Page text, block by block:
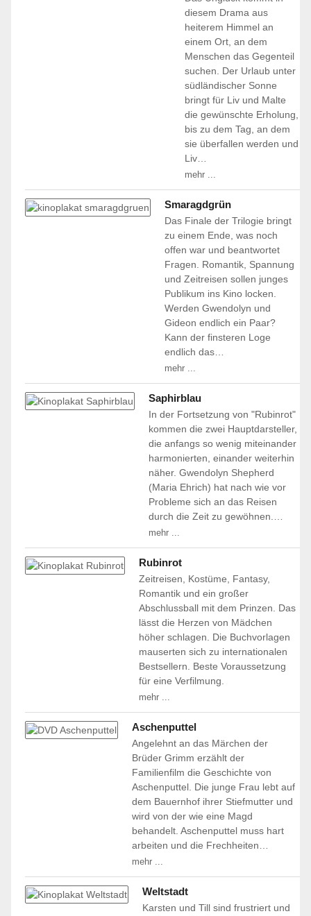
diesem Drama aus
heiterem Himmel an
einem Ort, an dem
Menschen das Gegenteil
suchen. Der Urlaub unter
südländischer Sonne
bringt für Liv und Malte
die gewünschte Erholung,
bis zu dem Tag, an dem
sie überfallen werden und
Liv…
mehr ...
Smaragdgrün
Das Finale der Trilogie bringt
zu einem Ende, was noch
offen war und beantwortet
Fragen. Romantik, Spannung
und Zeitreisen sollen junges
Publikum ins Kino locken.
Werden Gwendolyn und
Gideon endlich ein Paar?
Kann der finsteren Loge
endlich das…
mehr ...
Saphirblau
In der Fortsetzung von "Rubinrot"
kommen die zwei Hauptdarsteller,
die anfangs so wenig miteinander
harmonierten, einander weiterhin
näher. Gwendolyn Shepherd
(Maria Ehrich) hat nach wie vor
Probleme sich an das Reisen
durch die Zeit zu gewöhnen.…
mehr ...
Rubinrot
Zeitreisen, Kostüme, Fantasy,
Romantik und ein großer
Abschlussball mit dem Prinzen. Das
lässt die Herzen von Mädchen
höher schlagen. Die Buchvorlagen
mauserten sich zu internationalen
Bestsellern. Beste Voraussetzung
für eine Verfilmung.
mehr ...
Aschenputtel
Angelehnt an das Märchen der
Brüder Grimm erzählt der
Familienfilm die Geschichte von
Aschenputtel. Die junge Frau lebt auf
dem Bauernhof ihrer Stiefmutter und
wird von der wie eine Magd
behandelt. Aschenputtel muss hart
arbeiten und die Frechheiten…
mehr ...
Weltstadt
Karsten und Till sind frustriert und